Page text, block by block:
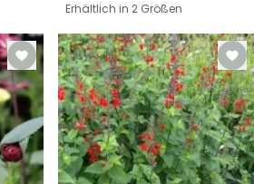
Erhältlich in 2 Größen